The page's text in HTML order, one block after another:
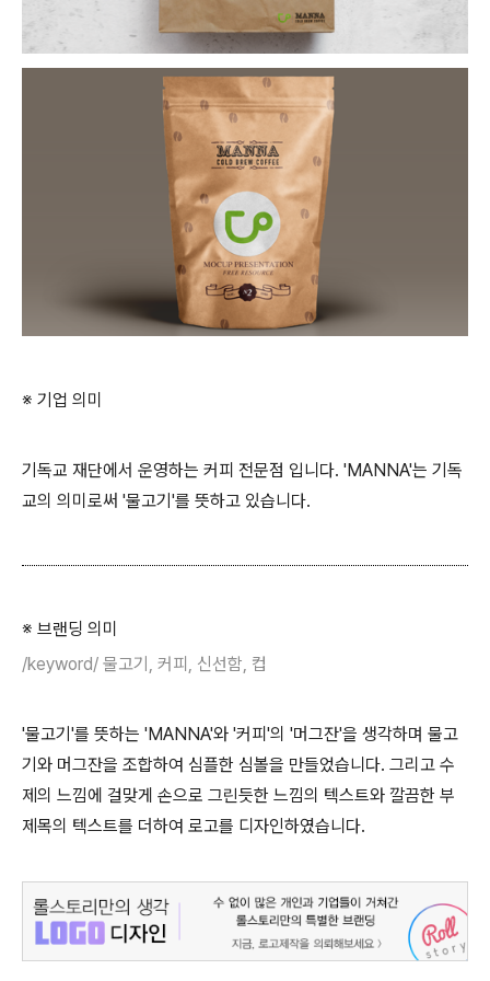
※ 기업 의미
기독교 재단에서 운영하는 커피 전문점 입니다. 'MANNA'는 기독
교의 의미로써 '물고기'를 뜻하고 있습니다.
※ 브랜딩 의미
/keyword/ 물고기, 커피, 신선함, 컵
'물고기'를 뜻하는 'MANNA'와 '커피'의 '머그잔'을 생각하며 물고
기와 머그잔을 조합하여 심플한 심볼을 만들었습니다. 그리고 수
제의 느낌에 걸맞게 손으로 그린듯한 느낌의 텍스트와 깔끔한 부
제목의 텍스트를 더하여 로고를 디자인하였습니다.